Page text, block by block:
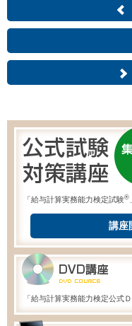
「給与計算実務能力検定試験®
講座
「給与計算実務能力検定公式